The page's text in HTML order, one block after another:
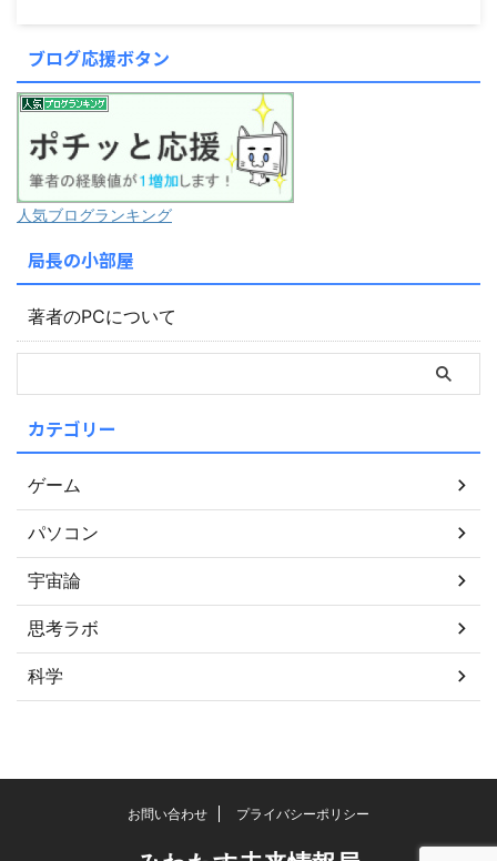
ブログ応援ボタン
人気ブログランキング
局長の小部屋
著者のPCについて
カテゴリー
ゲーム
パソコン
宇宙論
思考ラボ
科学
お問い合わせ プライバシーポリシー